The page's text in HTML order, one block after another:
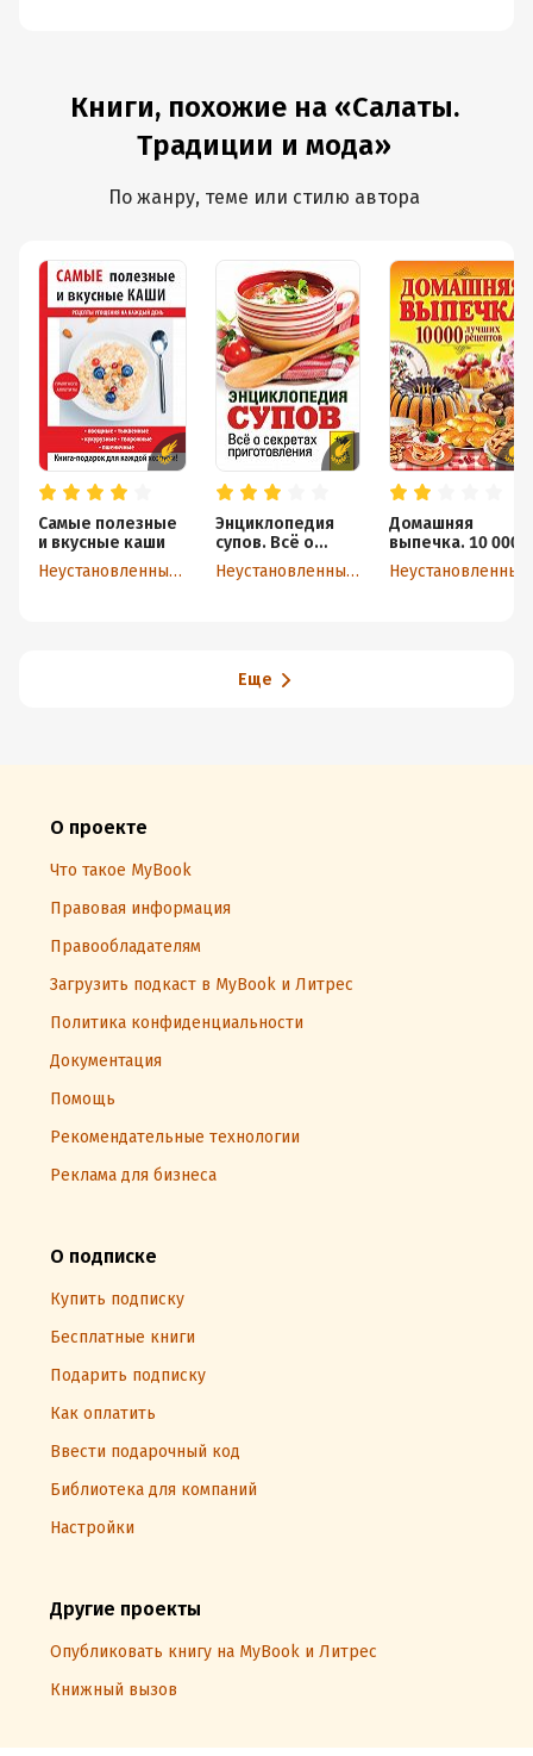
Книги, похожие на «Салаты.
Традиции и мода»
По жанру, теме или стилю автора
Самые полезные
и вкусные каши
Неустановленный автор
Энциклопедия
супов. Всё о
секретах
приготовления Неустановленный автор
Домашняя
выпечка. 10 000
лучших рецептов
Еще
О проекте
Что такое MyBook
Правовая информация
Правообладателям
Загрузить подкаст в MyBook и Литрес
Политика конфиденциальности
Документация
Помощь
Рекомендательные технологии
Реклама для бизнеса
О подписке
Купить подписку
Бесплатные книги
Подарить подписку
Как оплатить
Ввести подарочный код
Библиотека для компаний
Настройки
Другие проекты
Опубликовать книгу на MyBook и Литрес
Книжный вызов